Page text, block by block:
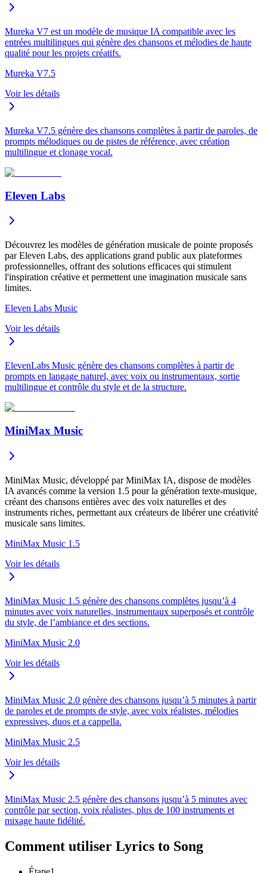
Mureka V7 est un modèle de musique IA compatible avec les
entrées multilingues qui génère des chansons et mélodies de haute
qualité pour les projets créatifs.
Mureka V7.5
Voir les détails
Mureka V7.5 génère des chansons complètes à partir de paroles, de
prompts mélodiques ou de pistes de référence, avec création
multilingue et clonage vocal.
Eleven Labs
Découvrez les modèles de génération musicale de pointe proposés
par Eleven Labs, des applications grand public aux plateformes
professionnelles, offrant des solutions efficaces qui stimulent
l'inspiration créative et permettent une imagination musicale sans
limites.
Eleven Labs Music
Voir les détails
ElevenLabs Music génère des chansons complètes à partir de
prompts en langage naturel, avec voix ou instrumentaux, sortie
multilingue et contrôle du style et de la structure.
MiniMax Music
MiniMax Music, développé par MiniMax IA, dispose de modèles
IA avancés comme la version 1.5 pour la génération texte-musique,
créant des chansons entières avec des voix naturelles et des
instruments riches, permettant aux créateurs de libérer une créativité
musicale sans limites.
MiniMax Music 1.5
Voir les détails
MiniMax Music 1.5 génère des chansons complètes jusqu’à 4
minutes avec voix naturelles, instrumentaux superposés et contrôle
du style, de l’ambiance et des sections.
MiniMax Music 2.0
Voir les détails
MiniMax Music 2.0 génère des chansons jusqu’à 5 minutes à partir
de paroles et de prompts de style, avec voix réalistes, mélodies
expressives, duos et a cappella.
MiniMax Music 2.5
Voir les détails
MiniMax Music 2.5 génère des chansons jusqu’à 5 minutes avec
contrôle par section, voix réalistes, plus de 100 instruments et
mixage haute fidélité.
Comment utiliser Lyrics to Song